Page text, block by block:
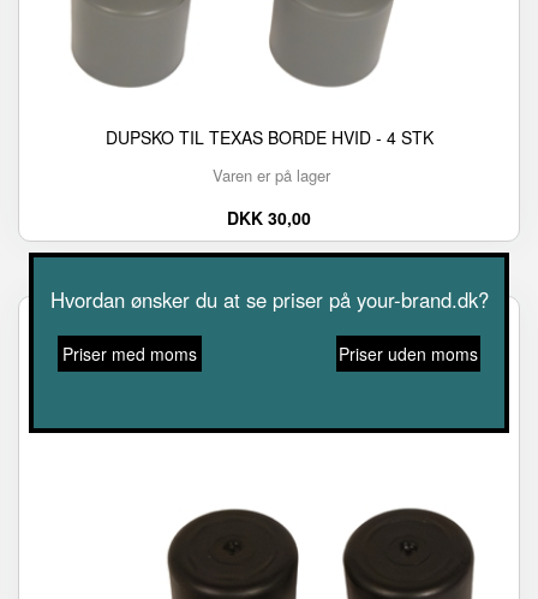
DUPSKO TIL TEXAS BORDE HVID - 4 STK
Varen er på lager
DKK 30,00
Hvordan ønsker du at se priser på your-brand.dk?
Priser med moms Priser uden moms